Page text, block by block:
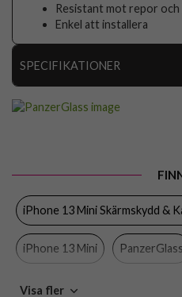
Resistant mot repor
Enkel att installera
SPECIFIKATIONER
Färg
iPhone 13 Mini Skärmskydd &
iPhone 13 Mini PanzerGlass
Mobiltillbehör
Visa fler